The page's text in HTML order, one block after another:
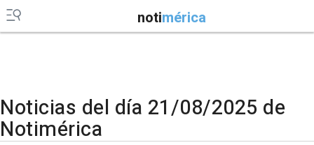
notimérica
Noticias del día 21/08/2025 de
Notimérica